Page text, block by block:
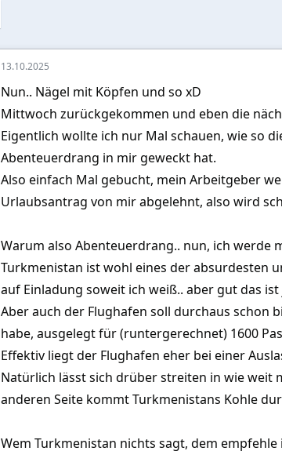
13.10.2025
Nun.. Nägel mit Köpfen und so xD
Mittwoch zurückgekommen und eben die
Eigentlich wollte ich nur Mal schauen, wie so
Abenteuerdrang in mir geweckt hat.
Also einfach Mal gebucht, mein Arbeitgeber
Urlaubsantrag von mir abgelehnt, also wird
Warum also Abenteuerdrang.. nun, ich werde
Turkmenistan ist wohl eines der absurdesten
auf Einladung soweit ich weiß.. aber gut das ist
Aber auch der Flughafen soll durchaus schon
habe, ausgelegt für (runtergerechnet) 1600
Effektiv liegt der Flughafen eher bei einer
Natürlich lässt sich drüber streiten in wie weit
anderen Seite kommt Turkmenistans Kohle
Wem Turkmenistan nichts sagt, dem